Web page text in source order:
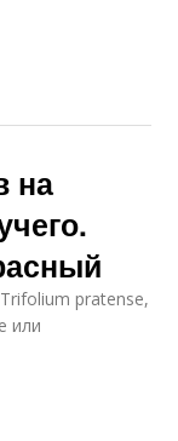
на
pratense,
или